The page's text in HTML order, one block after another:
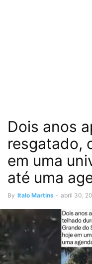
Dois anos
resgatado,
em uma
até uma
By Italo Martins - abril 30,